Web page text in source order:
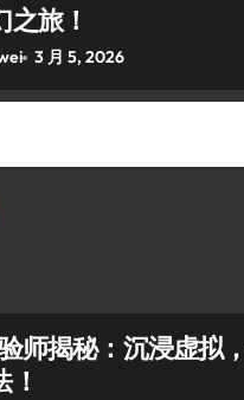
之旅！
3 月 5, 2026
师揭秘：沉浸虚拟